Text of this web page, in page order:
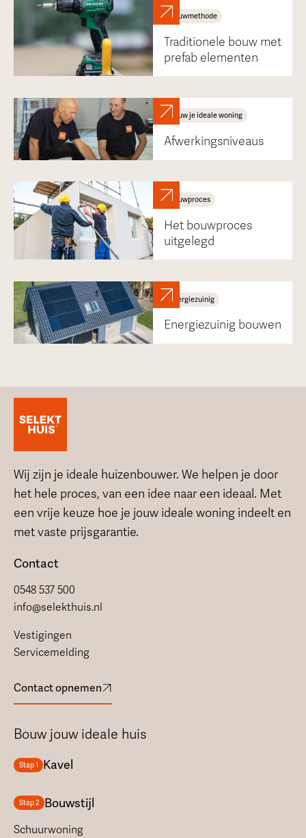
Bouwmethode
Traditionele bouw met
prefab elementen
Bouw je ideale woning
Afwerkingsniveaus
Bouwproces
Het bouwproces
uitgelegd
Energiezuinig
Energiezuinig bouwen
Wij zijn je ideale huizenbouwer. We helpen je door
het hele proces, van een idee naar een ideaal. Met
een vrije keuze hoe je jouw ideale woning indeelt en
met vaste prijsgarantie.
Contact
0548 537 500
info@selekthuis.nl
Vestigingen
Servicemelding
Contact opnemen
Bouw jouw ideale huis
Stap 1 Kavel
Stap 2 Bouwstijl
Schuurwoning